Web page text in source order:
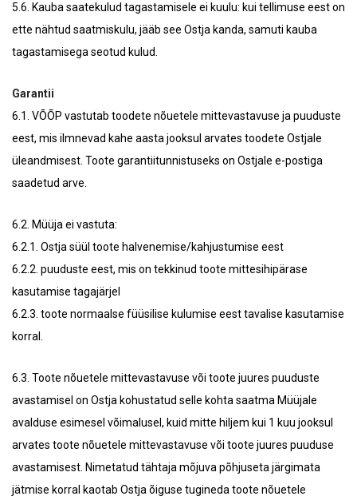
5.6. Kauba saatekulud tagastamisele ei kuulu: kui tellimuse eest on
ette nähtud saatmiskulu, jääb see Ostja kanda, samuti kauba
tagastamisega seotud kulud.
Garantii
6.1. VÕÕP vastutab toodete nõuetele mittevastavuse ja puuduste
eest, mis ilmnevad kahe aasta jooksul arvates toodete Ostjale
üleandmisest. Toote garantiitunnistuseks on Ostjale e-postiga
saadetud arve.
6.2. Müüja ei vastuta:
6.2.1. Ostja süül toote halvenemise/kahjustumise eest
6.2.2. puuduste eest, mis on tekkinud toote mittesihipärase
kasutamise tagajärjel
6.2.3. toote normaalse füüsilise kulumise eest tavalise kasutamise
korral.
6.3. Toote nõuetele mittevastavuse või toote juures puuduste
avastamisel on Ostja kohustatud selle kohta saatma Müüjale
avalduse esimesel võimalusel, kuid mitte hiljem kui 1 kuu jooksul
arvates toote nõuetele mittevastavuse või toote juures puuduse
avastamisest. Nimetatud tähtaja mõjuva põhjuseta järgimata
jätmise korral kaotab Ostja õiguse tugineda toote nõuetele